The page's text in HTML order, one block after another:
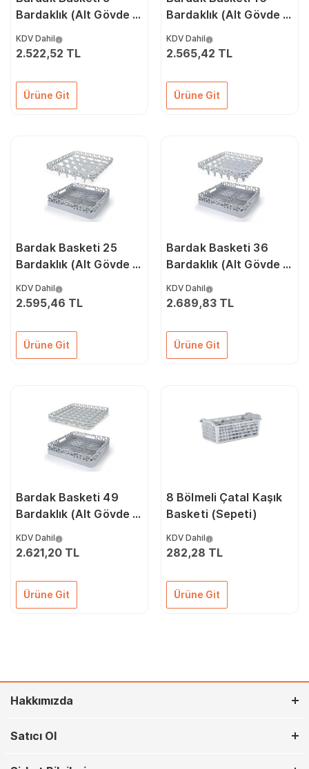
Bardaklık (Alt Gövde +
KDV Dahil
2.522,52 TL
Ürüne Git
Bardaklık (Alt Gövde +
KDV Dahil
2.565,42 TL
Ürüne Git
Bardak Basketi 25
Bardaklık (Alt Gövde +
KDV Dahil
2.595,46 TL
Ürüne Git
Bardak Basketi 36
Bardaklık (Alt Gövde +
KDV Dahil
2.689,83 TL
Ürüne Git
Bardak Basketi 49
Bardaklık (Alt Gövde +
KDV Dahil
2.621,20 TL
Ürüne Git
8 Bölmeli Çatal Kaşık
Basketi (Sepeti)
KDV Dahil
282,28 TL
Ürüne Git
Hakkımızda
Satıcı Ol